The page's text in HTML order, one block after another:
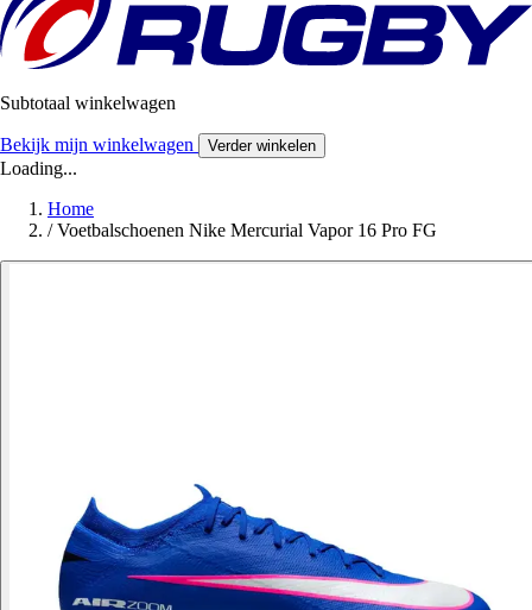
Subtotaal winkelwagen
Bekijk mijn winkelwagen Verder winkelen
Loading...
Home
/ Voetbalschoenen Nike Mercurial Vapor 16 Pro FG